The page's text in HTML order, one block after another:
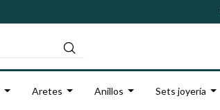
Aretes Anillos Sets joyería